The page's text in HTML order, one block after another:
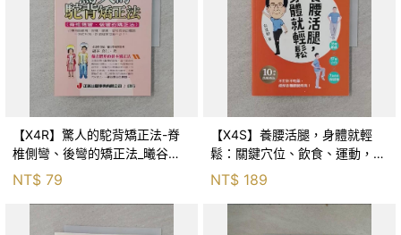
【X4R】驚人的駝背矯正法-脊
椎側彎、後彎的矯正法_曦谷良
人
NT$ 79
【X4S】養腰活腿，身體就輕
鬆：關鍵穴位、飲食、運動，有
效改善36種痠痛的中醫自療書_
吳建勳
NT$ 189